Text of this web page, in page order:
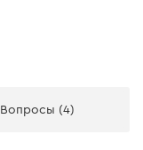
Вопросы (4)